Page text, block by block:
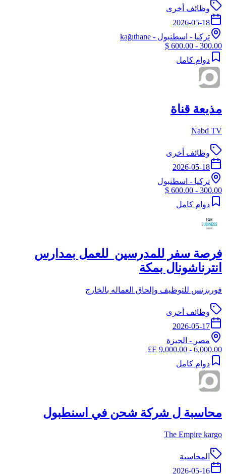
وظائف أخرى
2026-05-18
تركيا - اسطنبول - kağıthane
300.00 - 600.00 $
دوام كامل
مذيعة قناة
Nabd TV
وظائف أخرى
2026-05-18
تركيا - اسطنبول
300.00 - 600.00 $
دوام كامل
فرصة سفر للمدرسين للعمل بمدارس
انترناشونال بمكة
فوربزنس للتوظيف وإلحاق العماله بالخارج
وظائف أخرى
2026-05-17
مصر - الجيزة
6,000.00 - 9,000.00 E£
دوام كامل
محاسبة ل شركة شحن في اسنطبول
The Empire kargo
المحاسبة
2026-05-16